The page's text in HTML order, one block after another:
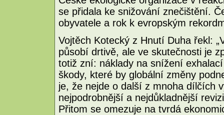
se přidala ke snižování znečištění.
obyvatele a rok k evropským
Vojtěch Kotecký z Hnutí Duha řekl:
působí drtivě, ale ve skutečnosti je
totiž zní: náklady na snížení
škody, které by globální změny
je, že nejde o další z mnoha dílčích
nejpodrobnější a nejdůkladnější
Přitom se omezuje na tvrdá